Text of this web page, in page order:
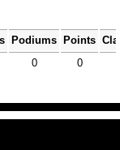
Podiums Points
0 0